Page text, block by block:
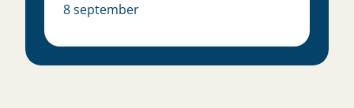
8 september